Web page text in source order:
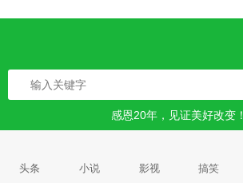
感恩20年，见证美好改变！
头条 小说 影视 搞笑